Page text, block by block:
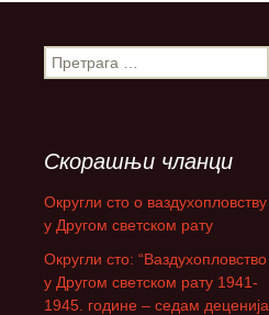
П
р
а
г
а
:
Скорашњи чланци
Округли сто о ваздухопловству
у Другом светском рату
Округли сто: “Ваздухопловство
у Другом светском рату 1941-
1945. године – седам деценија